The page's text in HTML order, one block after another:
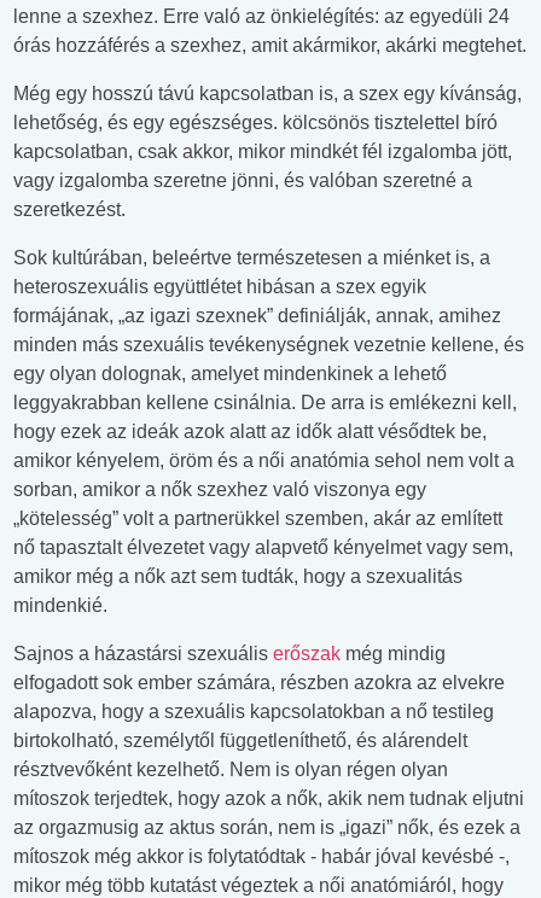
lenne a szexhez. Erre való az önkielégítés: az egyedüli 24
órás hozzáférés a szexhez, amit akármikor, akárki megtehet.
Még egy hosszú távú kapcsolatban is, a szex egy kívánság,
lehetőség, és egy egészséges. kölcsönös tisztelettel bíró
kapcsolatban, csak akkor, mikor mindkét fél izgalomba jött,
vagy izgalomba szeretne jönni, és valóban szeretné a
szeretkezést.
Sok kultúrában, beleértve természetesen a miénket is, a
heteroszexuális együttlétet hibásan a szex egyik
formájának, „az igazi szexnek” definiálják, annak, amihez
minden más szexuális tevékenységnek vezetnie kellene, és
egy olyan dolognak, amelyet mindenkinek a lehető
leggyakrabban kellene csinálnia. De arra is emlékezni kell,
hogy ezek az ideák azok alatt az idők alatt vésődtek be,
amikor kényelem, öröm és a női anatómia sehol nem volt a
sorban, amikor a nők szexhez való viszonya egy
„kötelesség” volt a partnerükkel szemben, akár az említett
nő tapasztalt élvezetet vagy alapvető kényelmet vagy sem,
amikor még a nők azt sem tudták, hogy a szexualitás
mindenkié.
Sajnos a házastársi szexuális erőszak még mindig
elfogadott sok ember számára, részben azokra az elvekre
alapozva, hogy a szexuális kapcsolatokban a nő testileg
birtokolható, személytől függetleníthető, és alárendelt
résztvevőként kezelhető. Nem is olyan régen olyan
mítoszok terjedtek, hogy azok a nők, akik nem tudnak eljutni
az orgazmusig az aktus során, nem is „igazi” nők, és ezek a
mítoszok még akkor is folytatódtak - habár jóval kevésbé -,
mikor még több kutatást végeztek a női anatómiáról, hogy